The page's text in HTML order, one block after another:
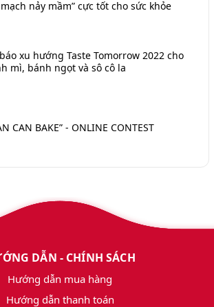
nảy mầm” cực tốt cho sức khỏe
xu hướng Taste Tomorrow 2022 cho
mì, bánh ngọt và sô cô la
CAN BAKE” - ONLINE CONTEST
DẪN - CHÍNH SÁCH
Hướng dẫn mua hàng
Hướng dẫn thanh toán